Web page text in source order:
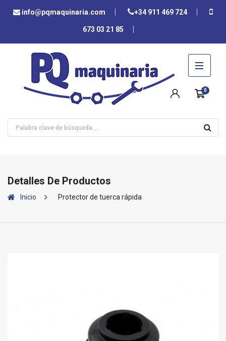
info@pqmaquinaria.com +34 911 469 724
673 03 21 85
0
Detalles De Productos
Inicio Protector de tuerca rápida